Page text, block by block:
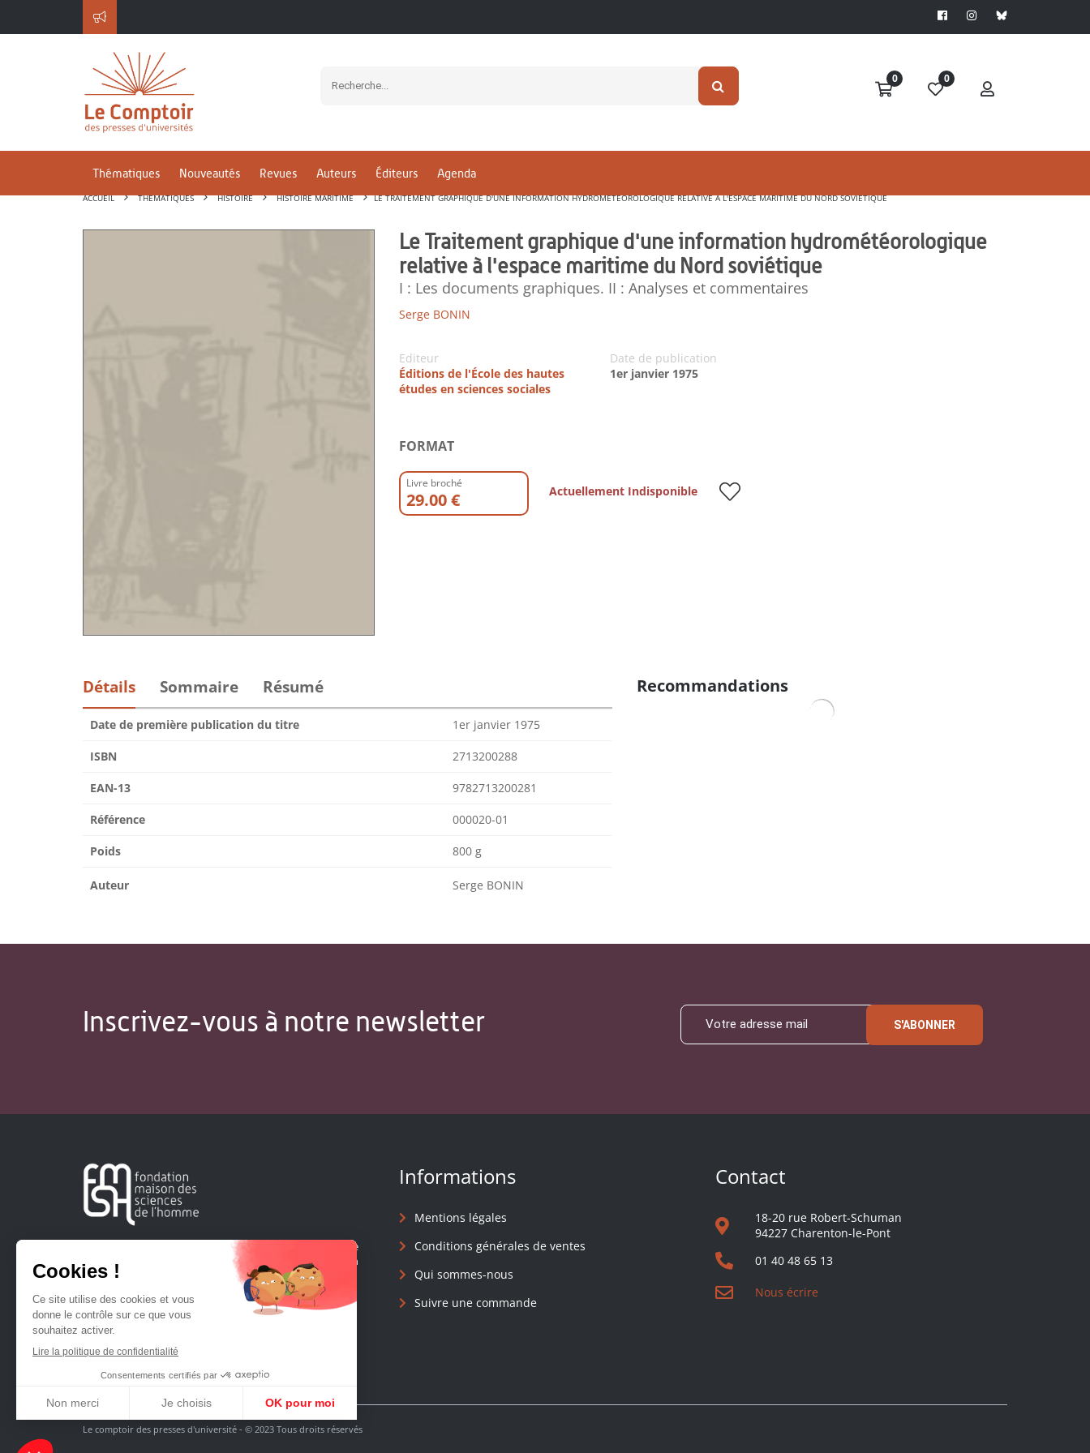
0 0
Thématiques Nouveautés Revues Auteurs Éditeurs Agenda
ACCUEIL THÉMATIQUES HISTOIRE HISTOIRE MARITIME LE TRAITEMENT GRAPHIQUE D'UNE INFORMATION HYDROMÉTÉOROLOGIQUE RELATIVE À L'ESPACE MARITIME DU NORD SOVIÉTIQUE
Le Traitement graphique d'une information hydrométéorologique
relative à l'espace maritime du Nord soviétique
I : Les documents graphiques. II : Analyses et commentaires
Serge BONIN
Editeur
Éditions de l'École des hautes
études en sciences sociales
Date de publication
1er janvier 1975
FORMAT
Livre broché
29.00 € Actuellement Indisponible
Détails Sommaire Résumé
Date de première publication du titre 1er janvier 1975
ISBN 2713200288
EAN-13 9782713200281
Référence 000020-01
Poids 800 g
Auteur Serge BONIN
Recommandations
Inscrivez-vous à notre newsletter S'ABONNER
Créée en 1963, la Fondation Maison Sciences de l'Homme
soutient la recherche et la diffusion des connaissances en
sciences humaines et sociales.
Informations
Mentions légales
Conditions générales de ventes
Qui sommes-nous
Suivre une commande
Contact
18-20 rue Robert-Schuman
94227 Charenton-le-Pont
01 40 48 65 13
Nous écrire
Le comptoir des presses d'université - © 2023 Tous droits réservés